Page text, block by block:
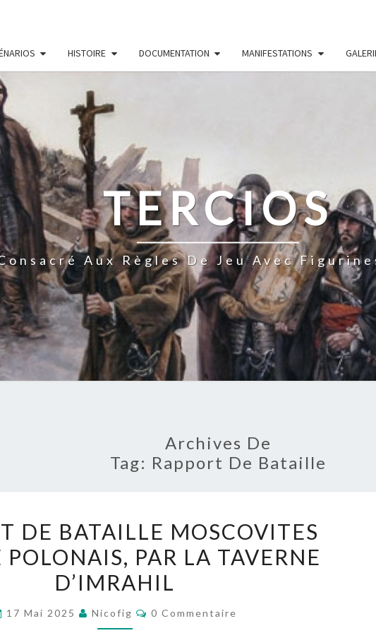
HISTOIRE DOCUMENTATION MANIFESTATIONS
TERCIOS
Aux Règles De Jeu Avec
Archives De
Tag: Rapport De Bataille
DE
BATAILLE
MOSCOVITES
POLONAIS,
DE BATAILLE MOSCOVITES
POLONAIS, PAR LA TAVERNE
D’IMRAHIL
17 Mai 2025 Nicofig Commentaires
0 Commentaire